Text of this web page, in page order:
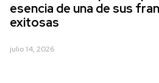
esencia de una de sus
exitosas
julio 14, 2026